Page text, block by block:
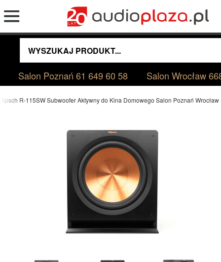
Salon Poznań61 649 60 58 Salon Wrocław
R-115SW Subwoofer Aktywny do Kina Domowego Salon Poznań